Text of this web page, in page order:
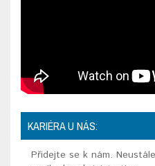
KARIÉRA U NÁS:
Přidejte se k nám.